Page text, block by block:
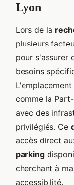
Lyon
Lors de la
plusieurs
pour s'assurer
besoins
comme la
avec des
privilégiés. Ce
accès direct
parking
cherchant à
accessibilité.